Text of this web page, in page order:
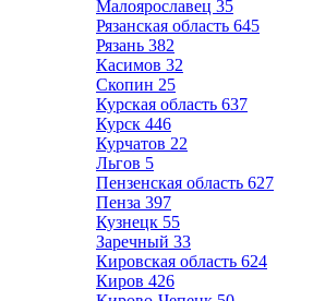
Малоярославец 35
Рязанская область 645
Рязань 382
Касимов 32
Скопин 25
Курская область 637
Курск 446
Курчатов 22
Льгов 5
Пензенская область 627
Пенза 397
Кузнецк 55
Заречный 33
Кировская область 624
Киров 426